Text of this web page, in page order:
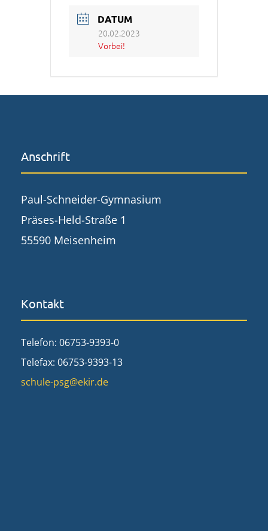
DATUM
20.02.2023
Vorbei!
Anschrift
Paul-Schneider-Gymnasium
Präses-Held-Straße 1
55590 Meisenheim
Kontakt
Telefon: 06753-9393-0
Telefax: 06753-9393-13
schule-psg@ekir.de